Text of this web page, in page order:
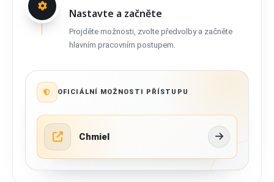
Nastavte a začněte
Projděte možnosti, zvolte předvolby a začněte
hlavním pracovním postupem.
OFICIÁLNÍ MOŽNOSTI PŘÍSTUPU
Chmiel